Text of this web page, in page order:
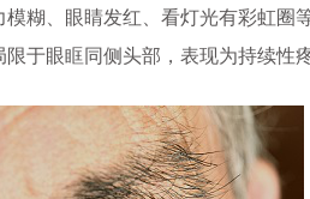
糊、眼睛发红、看灯光有彩虹圈
于眼眶同侧头部，表现为持续性疼